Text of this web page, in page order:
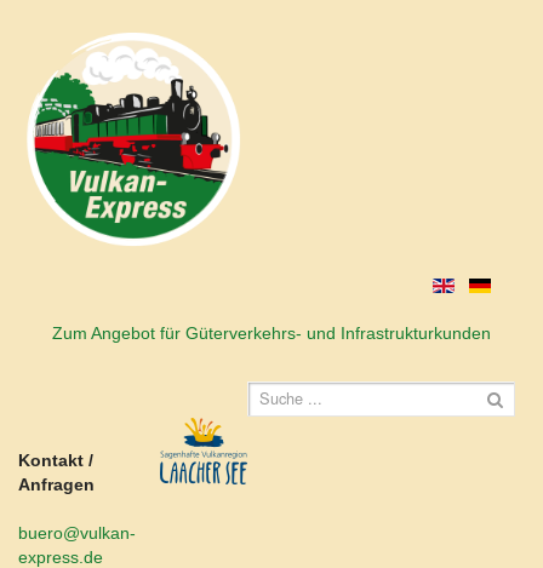
Zum Angebot für Güterverkehrs- und Infrastrukturkunden
Kontakt /
Anfragen
buero@vulkan-
express.de